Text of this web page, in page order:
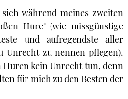
während meines zweiten
Hure" (wie missgünstige
und aufregendste aller
Unrecht zu nennen pflegen).
Huren kein Unrecht tun, denn
für mich zu den Besten der